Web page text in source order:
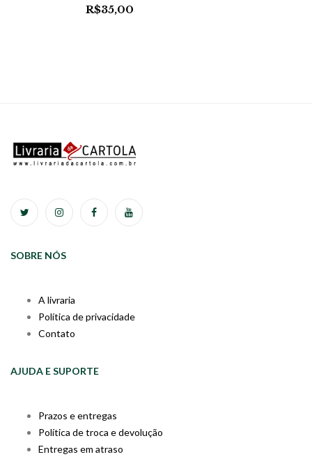
R$35,00
SOBRE NÓS
A livraria
Política de privacidade
Contato
AJUDA E SUPORTE
Prazos e entregas
Política de troca e devolução
Entregas em atraso